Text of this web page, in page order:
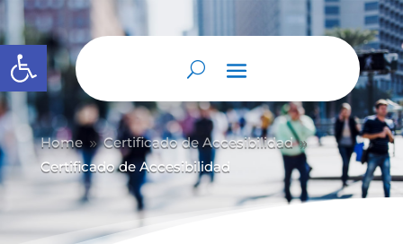
Abrir barra de herramientas
Home 9 Certificado de Accesibilidad 9
Certificado de Accesibilidad